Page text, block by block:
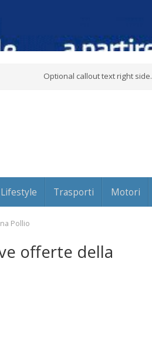
Optional callout text right side.
Lifestyle Trasporti Motori
Pollio
offerte della